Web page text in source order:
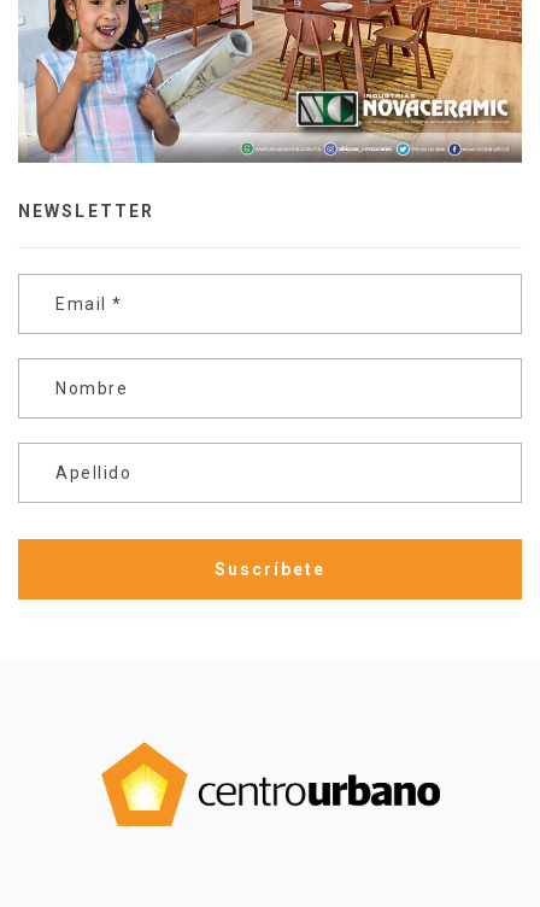
NEWSLETTER
Email *
Nombre
Apellido